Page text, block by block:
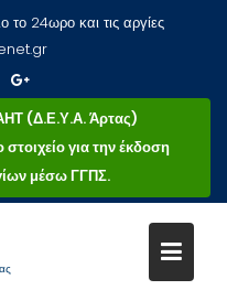
το 24ωρο και τις αργίες
(Δ.Ε.Υ.Α. Άρτας)
για την έκδοση
μέσω ΓΓΠΣ.